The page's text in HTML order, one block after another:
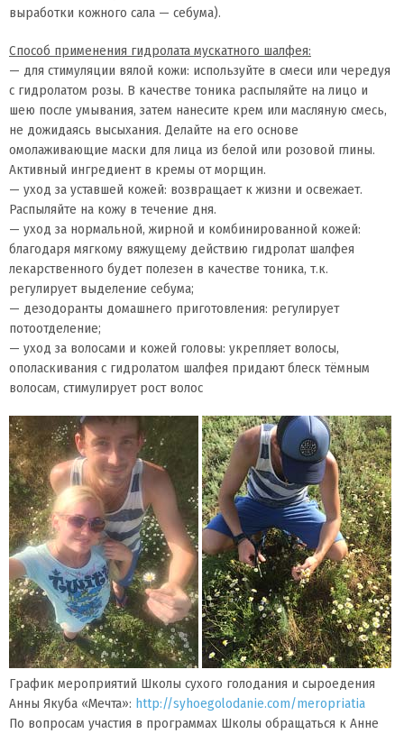
выработки кожного сала — себума).
Способ применения гидролата мускатного шалфея:
— для стимуляции вялой кожи: используйте в смеси или чередуя
с гидролатом розы. В качестве тоника распыляйте на лицо и
шею после умывания, затем нанесите крем или масляную смесь,
не дожидаясь высыхания. Делайте на его основе
омолаживающие маски для лица из белой или розовой глины.
Активный ингредиент в кремы от морщин.
— уход за уставшей кожей: возвращает к жизни и освежает.
Распыляйте на кожу в течение дня.
— уход за нормальной, жирной и комбинированной кожей:
благодаря мягкому вяжущему действию гидролат шалфея
лекарственного будет полезен в качестве тоника, т.к.
регулирует выделение себума;
— дезодоранты домашнего приготовления: регулирует
потоотделение;
— уход за волосами и кожей головы: укрепляет волосы,
ополаскивания с гидролатом шалфея придают блеск тёмным
волосам, стимулирует рост волос
График мероприятий Школы сухого голодания и сыроедения
Анны Якуба «Мечта»: http://syhoegolodanie.com/meropriatia
По вопросам участия в программах Школы обращаться к Анне